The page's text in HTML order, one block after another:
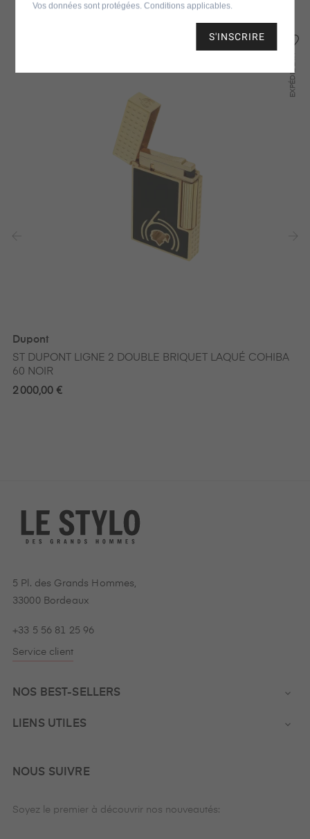
EXPÉDIÉ
Dupont
ST DUPONT LIGNE 2 DOUBLE BRIQUET LAQUÉ COHIBA
60 NOIR
2 000,00 €
5 Pl. des Grands Hommes,
33000 Bordeaux
+33 5 56 81 25 96
Service client
NOS BEST-SELLERS 
LIENS UTILES 
NOUS SUIVRE
Soyez le premier à découvrir nos nouveautés:
Vos données sont protégées. Conditions applicables.
S'INSCRIRE